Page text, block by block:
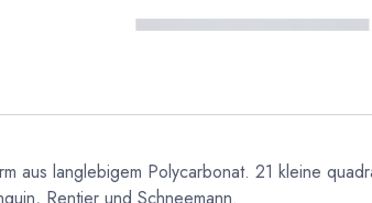
aus langlebigem Polycarbonat. 21 kleine